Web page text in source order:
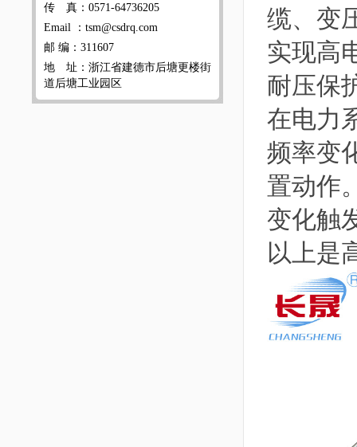
传 真：0571-64736205
Email ：tsm@csdrq.com
邮 编：311607
地 址：浙江省建德市后塘更楼街
道后塘工业园区
缆、变
实现高
耐压保
在电力
频率变
置动作
变化触
以上是